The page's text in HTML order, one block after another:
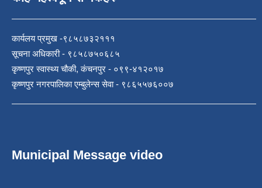
कार्यलय प्रमुख -९८५८७३२१११
सूचना अधिकारी - ९८५८७५०६८५
कृष्णपुर स्वास्थ्य चौकी, कंचनपुर - ०९९-४१२०१७
कृष्णपुर नगरपालिका एम्बुलेन्स सेवा - ९८६५५७६००७
Municipal Message video